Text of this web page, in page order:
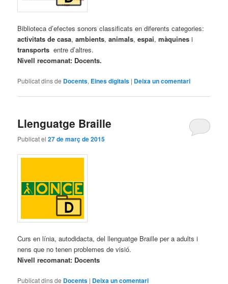
Biblioteca d’efectes sonors classificats en diferents categories:
activitats de casa,ambients,animals,espai,màquinesi
transports entre d’altres.
Nivell recomanat: Docents.
Publicat dins de Docents, Eines digitals | Deixa un comentari
Llenguatge Braille
Publicat el27 de març de 2015
Curs en línia, autodidacta, del llenguatge Braille per a adults i
nens que no tenen problemes de visió.
Nivell recomanat: Docents
Publicat dins de Docents | Deixa un comentari